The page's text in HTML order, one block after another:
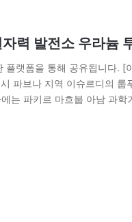
력 발전소 우라늄
플랫폼을 통해 공유됩니다.
파브나 지역 이슈르디의
는 파키르 마흐붑 아남 과